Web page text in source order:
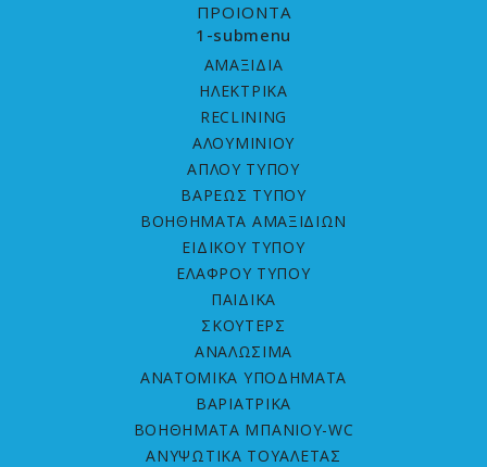
ΠΡΟΙΟΝΤΑ
1-submenu
ΑΜΑΞΙΔΙΑ
HΛΕΚΤΡΙΚΑ
RECLINING
ΑΛΟΥΜΙΝΙΟΥ
ΑΠΛΟΥ ΤΥΠΟΥ
ΒΑΡΕΩΣ ΤΥΠΟΥ
ΒΟΗΘΗΜΑΤΑ ΑΜΑΞΙΔΙΩΝ
ΕΙΔΙΚΟΥ ΤΥΠΟΥ
ΕΛΑΦΡΟΥ ΤΥΠΟΥ
ΠΑΙΔΙΚΑ
ΣΚΟΥΤΕΡΣ
ΑΝΑΛΩΣΙΜΑ
ΑΝΑΤΟΜΙΚΑ ΥΠΟΔΗΜΑΤΑ
ΒΑΡΙΑΤΡΙΚΑ
ΒΟΗΘΗΜΑΤΑ ΜΠΑΝΙΟΥ-WC
ΑΝΥΨΩΤΙΚΑ ΤΟΥΑΛΕΤΑΣ